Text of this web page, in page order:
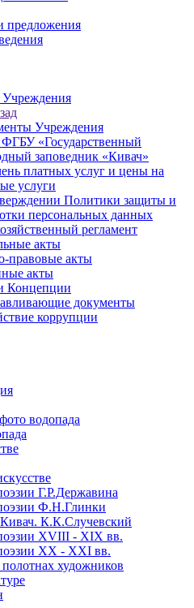
предложения
Учреждения
ФГБУ «Государственный
заповедник «Кивач»
платных услуг и цены на
услуги
Политики защиты и
персональных данных
регламент
акты
правовые акты
акты
Концепции
документы
коррупции
водопада
Г.Р.Державина
Ф.Н.Глинки
К.К.Случевский
XVIII - XIX вв.
XX - XXI вв.
художников